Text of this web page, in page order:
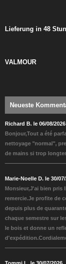
Lieferung in 48
VALMOUR
Neueste
Richard B. le 06/08/2026
Bonjour,Tout a été
nettoyage "normal",
de mains si trop
Marie-Noelle D. le 30/
Monsieur,J'ai bien pris
remercie.Je profite de
depuis plus de
chaque semestre sur
le bois et donne un